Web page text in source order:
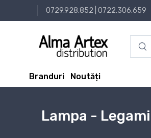
0729.928.852 0722.306.659
Branduri Noutăți
Lampa -